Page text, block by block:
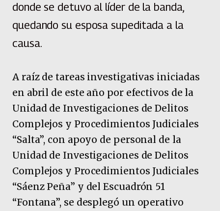
donde se detuvo al líder de la banda,
quedando su esposa supeditada a la
causa.
A raíz de tareas investigativas iniciadas
en abril de este año por efectivos de la
Unidad de Investigaciones de Delitos
Complejos y Procedimientos Judiciales
“Salta”, con apoyo de personal de la
Unidad de Investigaciones de Delitos
Complejos y Procedimientos Judiciales
“Sáenz Peña” y del Escuadrón 51
“Fontana”, se desplegó un operativo